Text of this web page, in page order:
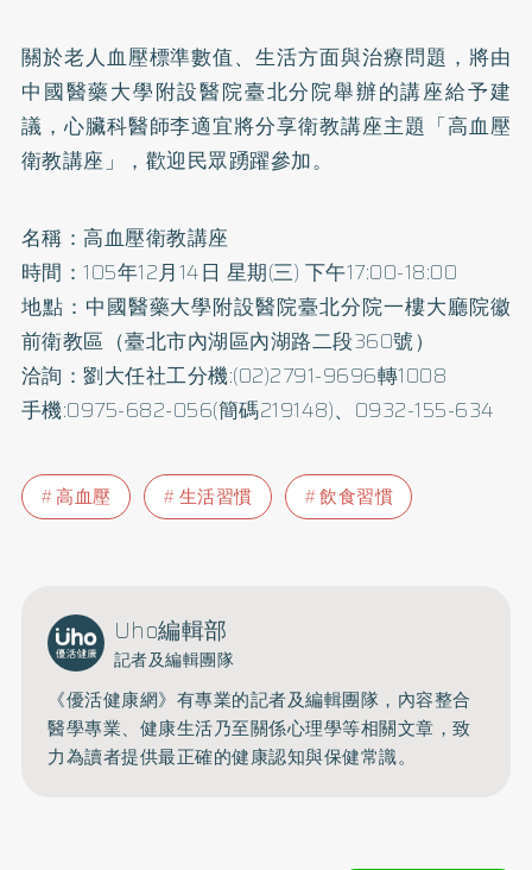
關於老人血壓標準數值、生活方面與治療問題，將由
中國醫藥大學附設醫院臺北分院舉辦的講座給予建
議，心臟科醫師李適宜將分享衛教講座主題「高血壓
衛教講座」，歡迎民眾踴躍參加。
名稱：高血壓衛教講座
時間：105年12月14日 星期(三) 下午17:00-18:00
地點：中國醫藥大學附設醫院臺北分院一樓大廳院徽
前衛教區（臺北市內湖區內湖路二段360號）
洽詢：劉大任社工分機:(02)2791-9696轉1008
手機:0975-682-056(簡碼219148)、0932-155-634
高血壓 生活習慣 飲食習慣
Uho編輯部
記者及編輯團隊
《優活健康網》有專業的記者及編輯團隊，內容整合
醫學專業、健康生活乃至關係心理學等相關文章，致
力為讀者提供最正確的健康認知與保健常識。